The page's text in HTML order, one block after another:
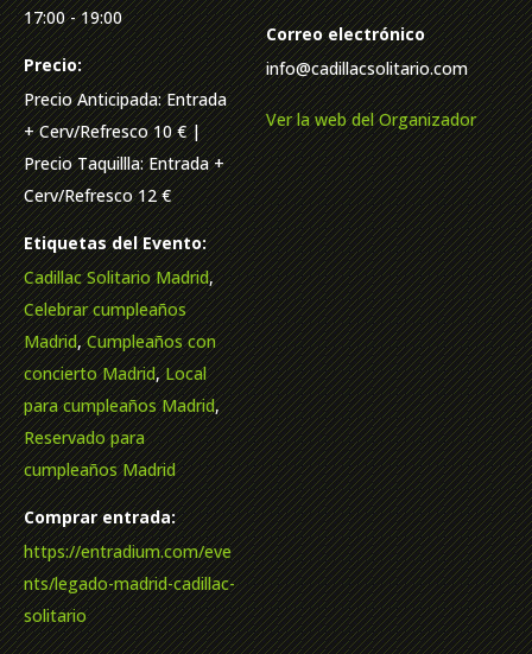
17:00 - 19:00
Precio:
Precio Anticipada: Entrada
+ Cerv/Refresco 10 € |
Precio Taquillla: Entrada +
Cerv/Refresco 12 €
Etiquetas del Evento:
Cadillac Solitario Madrid,
Celebrar cumpleaños
Madrid,Cumpleaños con
concierto Madrid,Local
para cumpleaños Madrid,
Reservado para
cumpleaños Madrid
Comprar entrada:
https://entradium.com/eve
nts/legado-madrid-cadillac-
solitario
Correo electrónico
info@cadillacsolitario.com
Ver la web del Organizador